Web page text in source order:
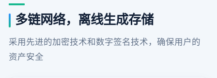
多链网络，离线生成存储
采用先进的加密技术和数字签名技术，确保用户的
资产安全